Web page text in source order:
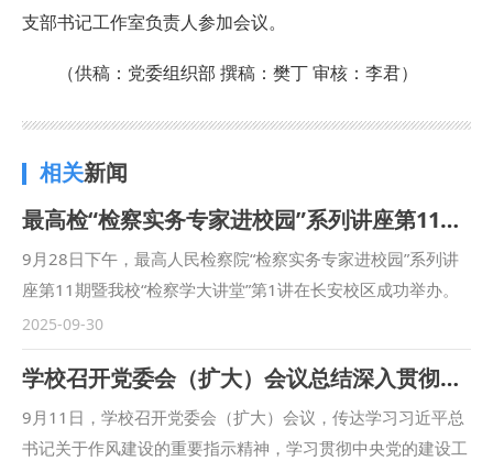
支部书记工作室负责人参加会议。
（供稿：党委组织部 撰稿：樊丁 审核：李君）
相关新闻
最高检“检察实务专家进校园”系列讲座第11期开讲：最高人民检察院党组成员、副检察长苗生明作专题授课
9月28日下午，最高人民检察院“检察实务专家进校园”系列讲
座第11期暨我校“检察学大讲堂”第1讲在长安校区成功举办。
最高人民检察院党组成员、副检察长、检察委员会委员，二级
大检察官苗生明以《刑事司法基本理念问题》为题作专题授
课。校党委书记赵万东教授致辞，最高人民检察院理论研究所
所长郭立新、政治部宣传教育培训部部长白兵利，陕西省人民
检察院党组成员、政治部主任徐彤及该院部分内设机构负责
2025-09-30
学校召开党委会（扩大）会议总结深入贯彻中央八项规定精神学习教育
9月11日，学校召开党委会（扩大）会议，传达学习习近平总
书记关于作风建设的重要指示精神，学习贯彻中央党的建设工